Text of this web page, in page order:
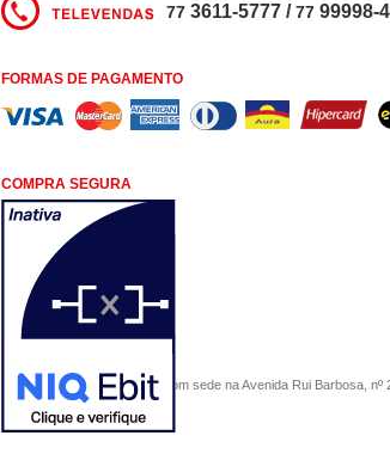
77 3611-5777 /77 99998-
FORMAS DE PAGAMENTO
COMPRA SEGURA
COMERCIAL SÃO PAULO, com sede na Avenida Rui Barbosa,